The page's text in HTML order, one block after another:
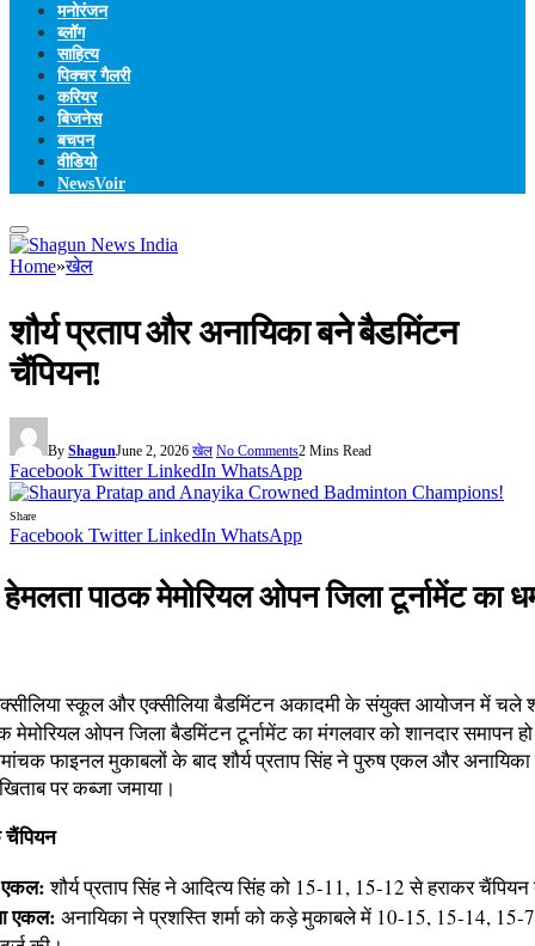
मनोरंजन
ब्लॉग
साहित्य
पिक्चर गैलरी
करियर
बिजनेस
बचपन
वीडियो
NewsVoir
Home»खेल
शौर्य प्रताप और अनायिका बने बैडमिंटन
चैंपियन!
By ShagunJune 2, 2026 खेल No Comments2 Mins Read
Facebook Twitter LinkedIn WhatsApp
Share
Facebook Twitter LinkedIn WhatsApp
पाठक मेमोरियल ओपन जिला टूर्नामेंट का
स्कूल और एक्सीलिया बैडमिंटन अकादमी के संयुक्त आयोजन में चले
मेमोरियल ओपन जिला बैडमिंटन टूर्नामेंट का मंगलवार को शानदार समापन
फाइनल मुकाबलों के बाद शौर्य प्रताप सिंह ने पुरुष एकल और अनायिका
पर कब्जा जमाया।
शौर्य प्रताप सिंह ने आदित्य सिंह को 15-11, 15-12 से हराकर
एकल: अनायिका ने प्रशस्ति शर्मा को कड़े मुकाबले में 10-15, 15-14, 15-